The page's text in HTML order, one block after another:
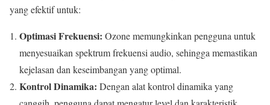
yang efektif untuk:
Optimasi Frekuensi: Ozone memungkinkan pengguna untuk
menyesuaikan spektrum frekuensi audio, sehingga memastikan
kejelasan dan keseimbangan yang optimal.
Kontrol Dinamika: Dengan alat kontrol dinamika yang